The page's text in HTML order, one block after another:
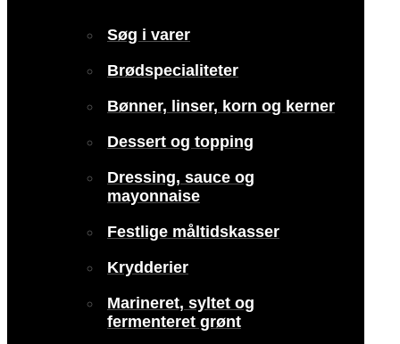
Søg i varer
Brødspecialiteter
Bønner, linser, korn og kerner
Dessert og topping
Dressing, sauce og
mayonnaise
Festlige måltidskasser
Krydderier
Marineret, syltet og
fermenteret grønt